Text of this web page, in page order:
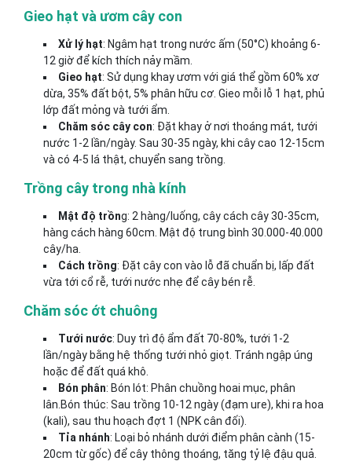
Gieo hạt và ươm cây con
Xử lý hạt: Ngâm hạt trong nước ấm (50°C) khoảng 6-
12 giờ để kích thích nảy mầm.
Gieo hạt: Sử dụng khay ươm với giá thể gồm 60% xơ
dừa, 35% đất bột, 5% phân hữu cơ. Gieo mỗi lỗ 1 hạt, phủ
lớp đất mỏng và tưới ẩm.
Chăm sóc cây con: Đặt khay ở nơi thoáng mát, tưới
nước 1-2 lần/ngày. Sau 30-35 ngày, khi cây cao 12-15cm
và có 4-5 lá thật, chuyển sang trồng.
Trồng cây trong nhà kính
Mật độ trồng: 2 hàng/luống, cây cách cây 30-35cm,
hàng cách hàng 60cm. Mật độ trung bình 30.000-40.000
cây/ha.
Cách trồng: Đặt cây con vào lỗ đã chuẩn bị, lấp đất
vừa tới cổ rễ, tưới nước nhẹ để cây bén rễ.
Chăm sóc ớt chuông
Tưới nước: Duy trì độ ẩm đất 70-80%, tưới 1-2
lần/ngày bằng hệ thống tưới nhỏ giọt. Tránh ngập úng
hoặc để đất quá khô.
Bón phân: Bón lót: Phân chuồng hoai mục, phân
lân.Bón thúc: Sau trồng 10-12 ngày (đạm ure), khi ra hoa
(kali), sau thu hoạch đợt 1 (NPK cân đối).
Tỉa nhánh: Loại bỏ nhánh dưới điểm phân cành (15-
20cm từ gốc) để cây thông thoáng, tăng tỷ lệ đậu quả.